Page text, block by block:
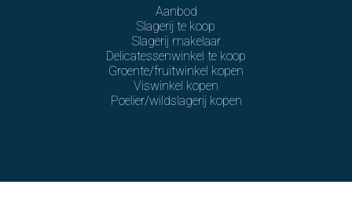
Aanbod
Slagerij te koop
Slagerij makelaar
Delicatessenwinkel te koop
Groente/fruitwinkel kopen
Viswinkel kopen
Poelier/wildslagerij kopen